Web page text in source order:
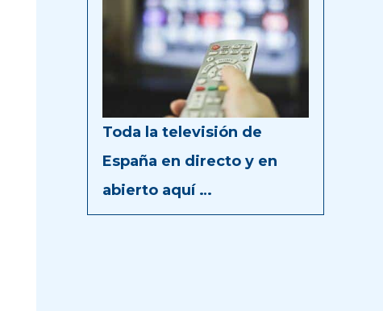
Toda la televisión de
España en directo y en
abierto aquí …